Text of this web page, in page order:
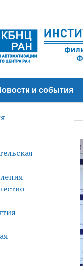
и события